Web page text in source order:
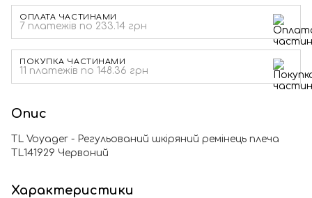
ОПЛАТА ЧАСТИНАМИ
7 платежів по 233.14 грн
ПОКУПКА ЧАСТИНАМИ
11 платежів по 148.36 грн
Опис
TL Voyager - Регульований шкіряний ремінець плеча
TL141929 Червоний
Характеристики